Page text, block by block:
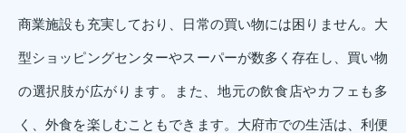
商業施設も充実しており、日常の買い物には困りません。大
型ショッピングセンターやスーパーが数多く存在し、買い物
の選択肢が広がります。また、地元の飲食店やカフェも多
く、外食を楽しむこともできます。大府市での生活は、利便